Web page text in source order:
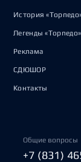
История
Легенды «Торпедо»
Реклама
СДЮШОР
Контакты
Общие вопросы
+7 (831)